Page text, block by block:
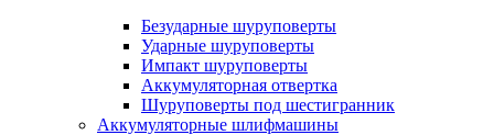
Безударные шуруповерты
Ударные шуруповерты
Импакт шуруповерты
Аккумуляторная отвертка
Шуруповерты под шестигранник
Аккумуляторные шлифмашины